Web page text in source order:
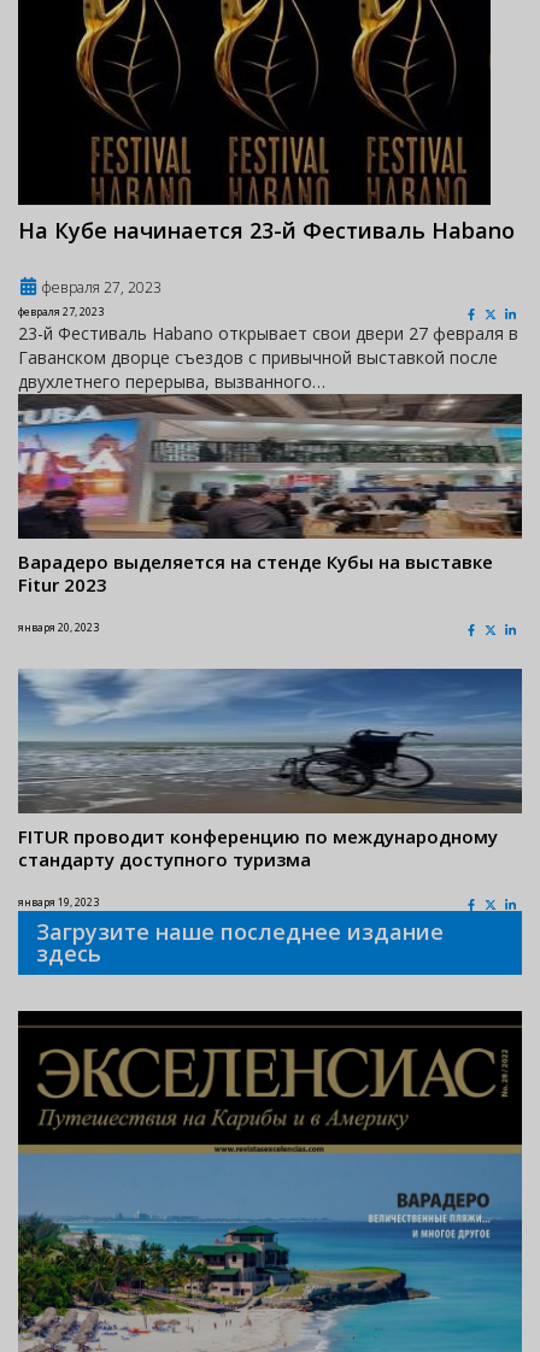
На Кубе начинается 23-й Фестиваль Habano
февраля 27, 2023
февраля 27, 2023
23-й Фестиваль Habano открывает свои двери 27 февраля в
Гаванском дворце съездов с привычной выставкой после
двухлетнего перерыва, вызванного…
Варадеро выделяется на стенде Кубы на выставке
Fitur 2023
января 20, 2023
FITUR проводит конференцию по международному
стандарту доступного туризма
января 19, 2023
Загрузите наше последнее издание
здесь